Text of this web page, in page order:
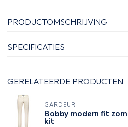
PRODUCTOMSCHRIJVING
SPECIFICATIES
GERELATEERDE PRODUCTEN
GARDEUR
Bobby modern fit
kit